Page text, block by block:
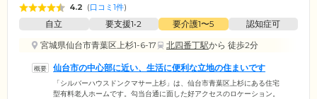
4.2 (口コミ1件)
自立 要支援1•2 要介護1〜5
認知症可
宮城県仙台市青葉区上杉1-6-17
北四番丁駅から 徒歩2分
仙台市の中心部に近い、生活に便利な立地の住まいです
「シルバーハウスドンクマサー上杉」は、仙台市青葉区上杉にある住宅
型有料老人ホームです。勾当台通に面した好アクセスのロケーション。